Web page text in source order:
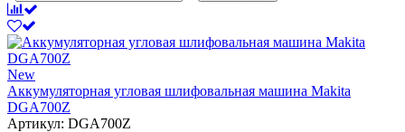
New
Аккумуляторная угловая шлифовальная машина Makita
DGA700Z
Артикул: DGA700Z